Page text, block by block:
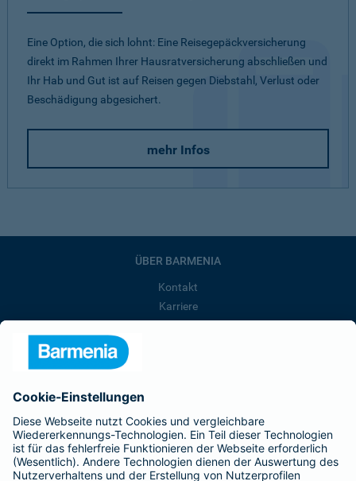
Eine Option, die sich lohnt: Eine Reisegepäckversicherung
direkt im Rahmen Ihrer Hausratversicherung abschließen und
Ihr Hab und Gut ist auf Reisen gegen Diebstahl, Verlust oder
Beschädigung abgesichert.
mehr Infos
ÜBER BARMENIA
Kontakt
Karriere
Barmenia ist Teil der BarmeniaGothaer
BELIEBTE SEITEN
Kranken-Zusatzversicherung